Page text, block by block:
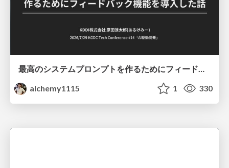
最高のシステムプロンプトを作るためにフィードバック機能を導入した話
alchemy1115
1 330